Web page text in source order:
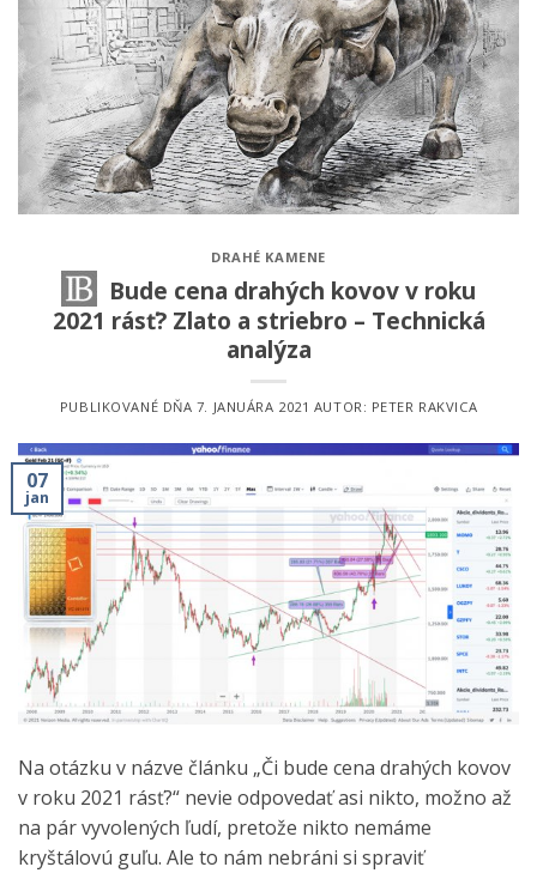
DRAHÉ KAMENE
Bude cena drahých kovov v roku
2021 rásť? Zlato a striebro – Technická
analýza
PUBLIKOVANÉ DŇA 7. JANUÁRA 2021 AUTOR: PETER RAKVICA
07
jan
Na otázku v názve článku „Či bude cena drahých kovov
v roku 2021 rásť?“ nevie odpovedať asi nikto, možno až
na pár vyvolených ľudí, pretože nikto nemáme
kryštálovú guľu. Ale to nám nebráni si spraviť